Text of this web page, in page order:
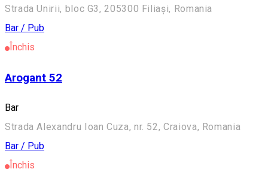
Strada Unirii, bloc G3, 205300 Filiași, Romania
Bar / Pub
Închis
Arogant 52
Bar
Strada Alexandru Ioan Cuza, nr. 52, Craiova, Romania
Bar / Pub
Închis